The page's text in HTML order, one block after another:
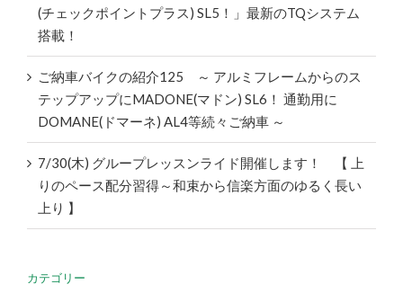
(チェックポイントプラス) SL5！」最新のTQシステム
搭載！
ご納車バイクの紹介125 ～ アルミフレームからのス
テップアップにMADONE(マドン) SL6！ 通勤用に
DOMANE(ドマーネ) AL4等続々ご納車 ～
7/30(木) グループレッスンライド開催します！ 【 上
りのペース配分習得～和束から信楽方面のゆるく長い
上り 】
カテゴリー